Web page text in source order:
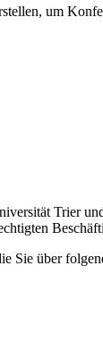
um
Trier
Sie über